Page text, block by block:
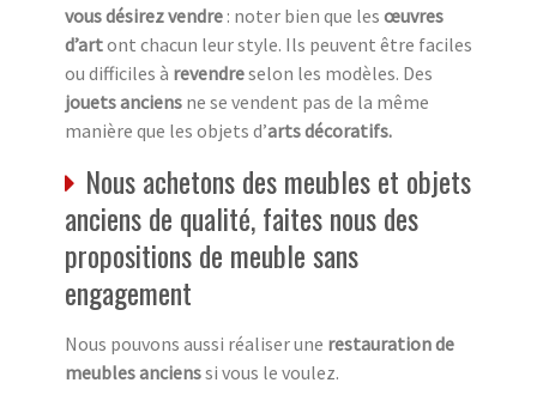
vous désirez vendre : noter bien que les œuvres
d’artont chacun leur style. Ils peuvent être faciles
ou difficiles à revendreselon les modèles. Des
jouets anciens ne se vendent pas de la même
manière que les objets d’arts décoratifs.
Nous achetons des meubles et objets
anciens de qualité, faites nous des
propositions de meuble sans
engagement
Nous pouvons aussi réaliser une restauration de
meubles ancienssi vous le voulez.